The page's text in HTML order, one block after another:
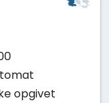
opgivet